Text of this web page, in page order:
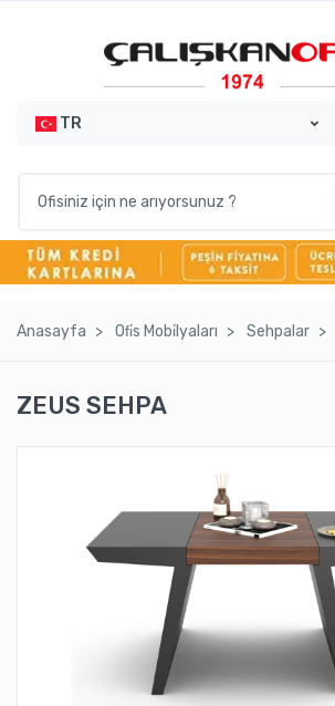
TR
Anasayfa Ofi̇s Mobi̇lyaları Sehpalar
ZEUS SEHPA